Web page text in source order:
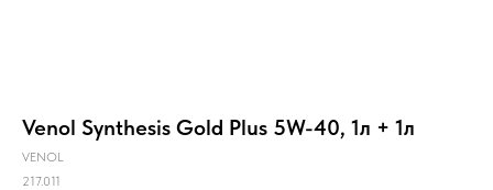
Venol Synthesis Gold Plus 5W-40, 1л + 1л
VENOL
217.011